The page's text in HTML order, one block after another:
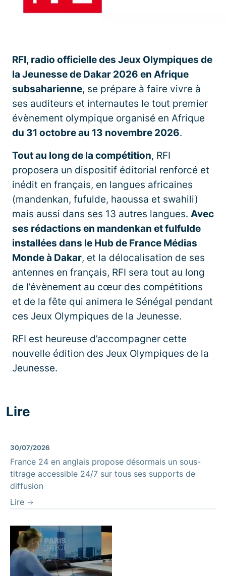
RFI, radio officielle des Jeux Olympiques de
la Jeunesse de Dakar 2026 en Afrique
subsaharienne, se prépare à faire vivre à
ses auditeurs et internautes le tout premier
évènement olympique organisé en Afrique
du 31 octobre au 13 novembre 2026.
Tout au long de la compétition, RFI
proposera un dispositif éditorial renforcé et
inédit en français, en langues africaines
(mandenkan, fufulde, haoussa et swahili)
mais aussi dans ses 13 autres langues. Avec
ses rédactions en mandenkan et fulfulde
installées dans le Hub de France Médias
Monde à Dakar, et la délocalisation de ses
antennes en français, RFI sera tout au long
de l’évènement au cœur des compétitions
et de la fête qui animera le Sénégal pendant
ces Jeux Olympiques de la Jeunesse.
RFI est heureuse d’accompagner cette
nouvelle édition des Jeux Olympiques de la
Jeunesse.
Lire
30/07/2026
France 24 en anglais propose désormais un sous-
titrage accessible 24/7 sur tous ses supports de
diffusion
Lire